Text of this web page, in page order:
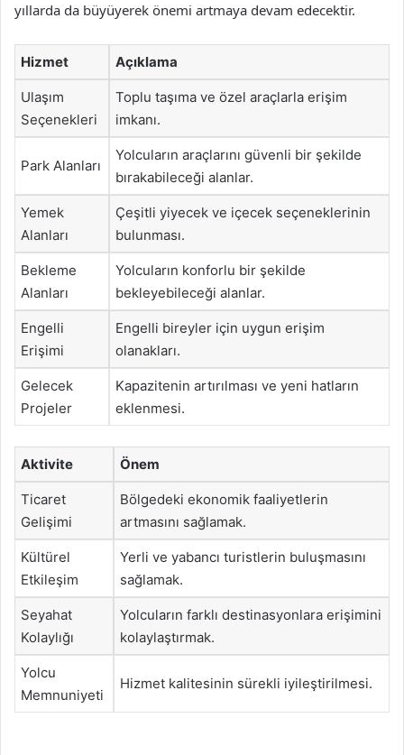
yıllarda da büyüyerek önemi artmaya devam edecektir.
Hizmet Açıklama
Ulaşım
Seçenekleri
Toplu taşıma ve özel araçlarla erişim
imkanı.
Park Alanları
Yolcuların araçlarını güvenli bir şekilde
bırakabileceği alanlar.
Yemek
Alanları
Çeşitli yiyecek ve içecek seçeneklerinin
bulunması.
Bekleme
Alanları
Yolcuların konforlu bir şekilde
bekleyebileceği alanlar.
Engelli
Erişimi
Engelli bireyler için uygun erişim
olanakları.
Gelecek
Projeler
Kapazitenin artırılması ve yeni hatların
eklenmesi.
Aktivite Önem
Ticaret
Gelişimi
Bölgedeki ekonomik faaliyetlerin
artmasını sağlamak.
Kültürel
Etkileşim
Yerli ve yabancı turistlerin buluşmasını
sağlamak.
Seyahat
Kolaylığı
Yolcuların farklı destinasyonlara erişimini
kolaylaştırmak.
Yolcu
Memnuniyeti
Hizmet kalitesinin sürekli iyileştirilmesi.